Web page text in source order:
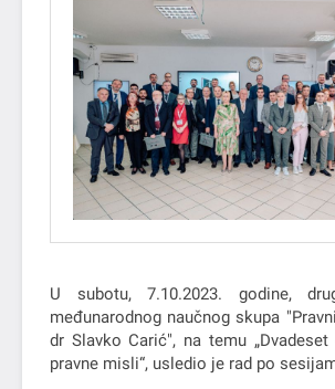
U subotu, 7.10.2023. godine,
međunarodnog naučnog skupa
dr Slavko Carić", na temu
pravne misli“, usledio je rad po